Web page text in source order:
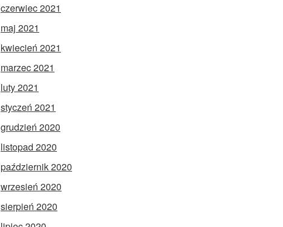
czerwiec 2021
maj 2021
kwiecień 2021
marzec 2021
luty 2021
styczeń 2021
grudzień 2020
listopad 2020
październik 2020
wrzesień 2020
sierpień 2020